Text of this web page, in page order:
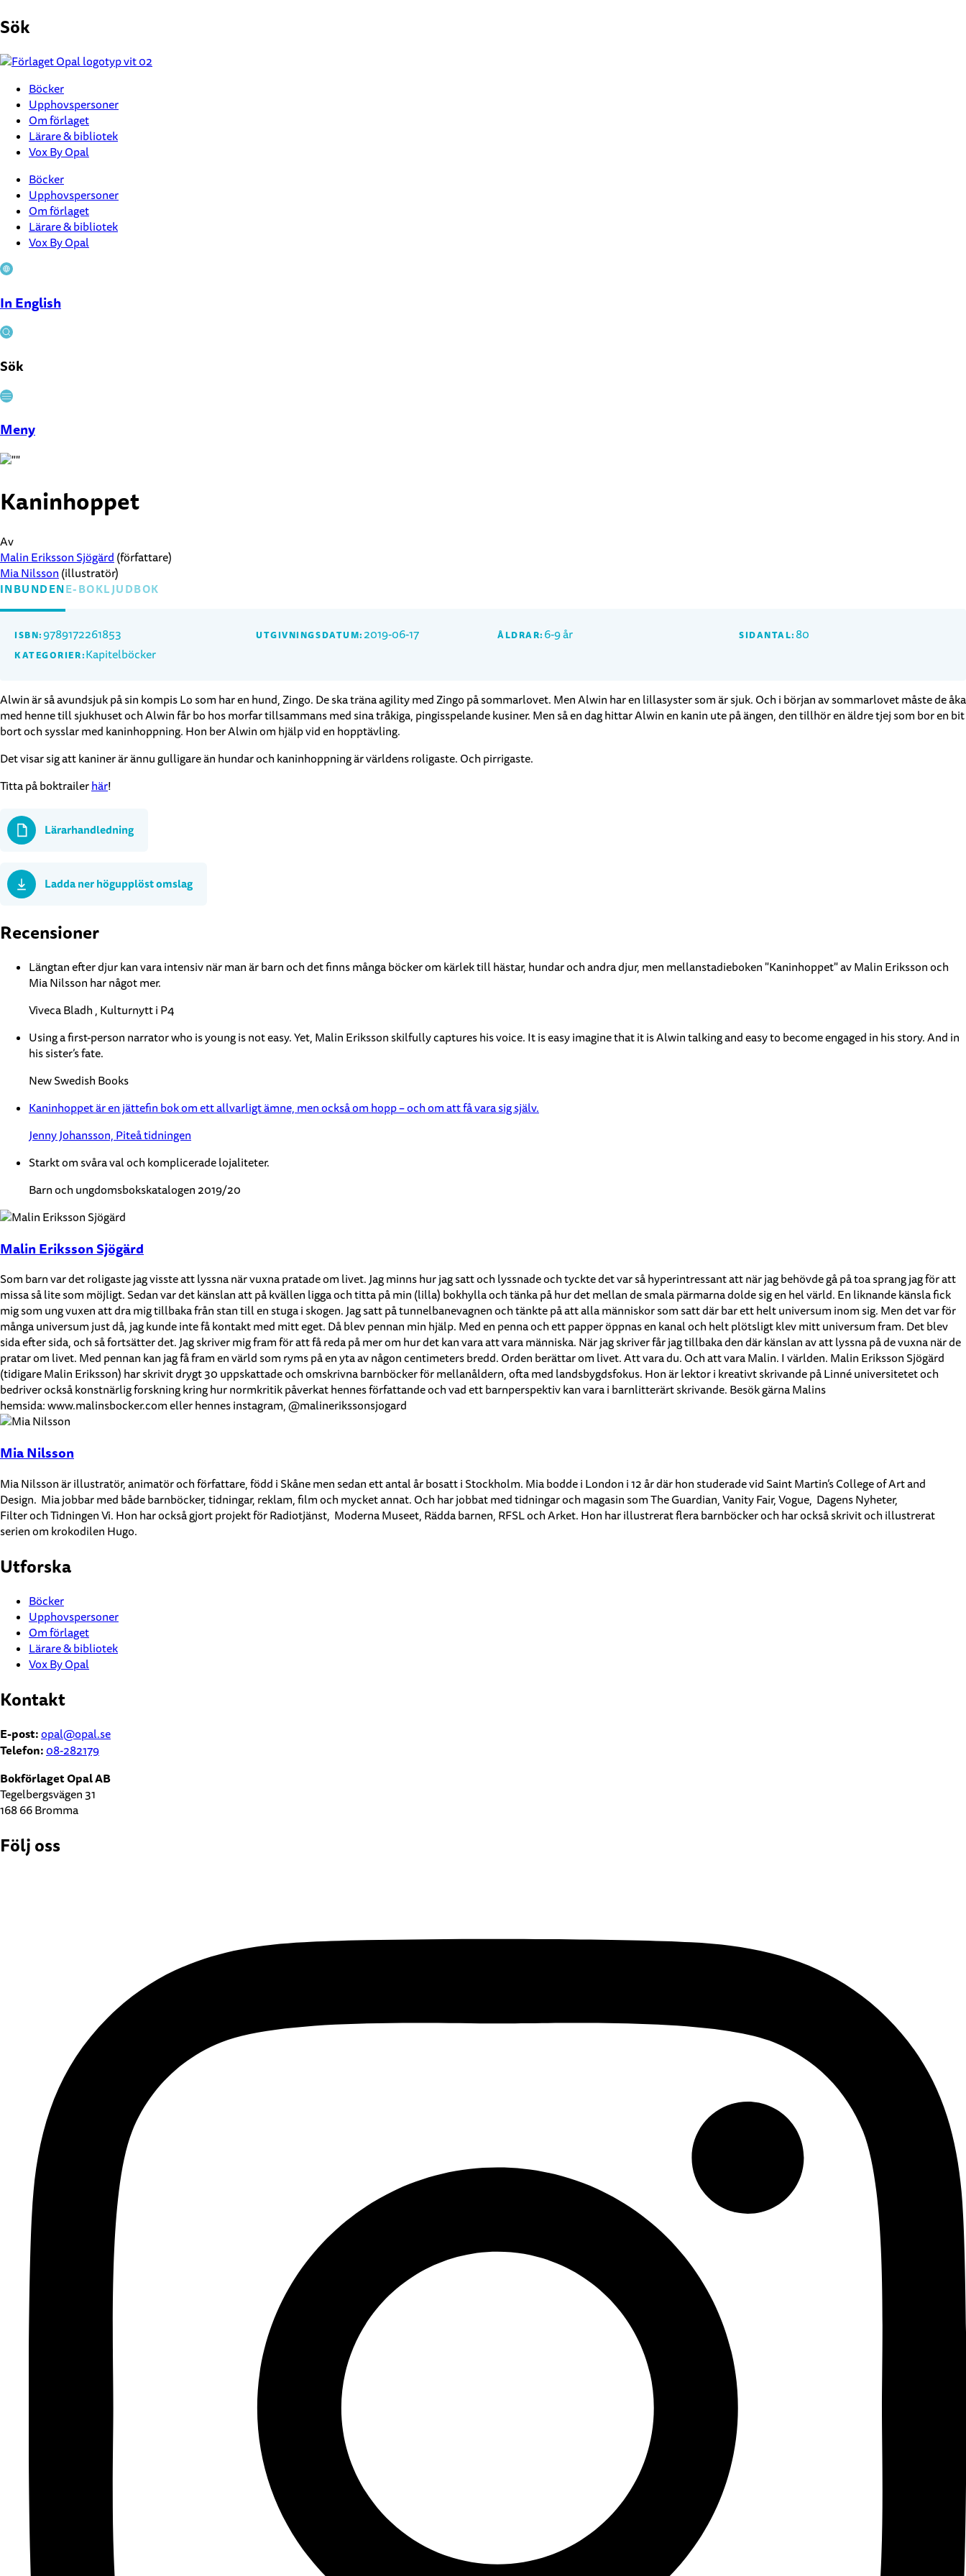
till
Sök
Böcker
Upphovspersoner
Om förlaget
Lärare & bibliotek
Vox By Opal
Böcker
Upphovspersoner
Om förlaget
Lärare & bibliotek
Vox By Opal
In English
Sök
Stäng
Meny
Kaninhoppet
Av
Malin Eriksson Sjögärd (författare)
Mia Nilsson (illustratör)
INBUNDENE-BOKLJUDBOK
ISBN:9789172261853 UTGIVNINGSDATUM: 2019-06-17 ÅLDRAR: 6-9 år SIDANTAL: 80
KATEGORIER:Kapitelböcker
Alwin är så avundsjuk på sin kompis Lo som har en hund, Zingo. De ska träna agility med Zingo på sommarlovet. Men Alwin har en lillasyster som är sjuk. Och i början av sommarlovet måste de åka
med henne till sjukhuset och Alwin får bo hos morfar tillsammans med sina tråkiga, pingisspelande kusiner. Men så en dag hittar Alwin en kanin ute på ängen, den tillhör en äldre tjej som bor en bit
bort och sysslar med kaninhoppning. Hon ber Alwin om hjälp vid en hopptävling.
Det visar sig att kaniner är ännu gulligare än hundar och kaninhoppning är världens roligaste. Och pirrigaste.
Titta på boktrailerhär!
Lärarhandledning
Ladda ner högupplöst omslag
Recensioner
Längtan efter djur kan vara intensiv när man är barn och det finns många böcker om kärlek till hästar, hundar och andra djur, men mellanstadieboken "Kaninhoppet" av Malin Eriksson och
Mia Nilsson har något mer.
Viveca Bladh , Kulturnytt i P4
Using a first-person narrator who is young is not easy. Yet, Malin Eriksson skilfully captures his voice. It is easy imagine that it is Alwin talking and easy to become engaged in his story. And in
his sister’s fate.
New Swedish Books
Kaninhoppet är en jättefin bok om ett allvarligt ämne, men också om hopp – och om att få vara sig själv.
Jenny Johansson, Piteå tidningen
Starkt om svåra val och komplicerade lojaliteter.
Barn och ungdomsbokskatalogen 2019/20
Malin Eriksson Sjögärd
Som barn var det roligaste jag visste att lyssna när vuxna pratade om livet. Jag minns hur jag satt och lyssnade och tyckte det var så hyperintressant att när jag behövde gå på toa sprang jag för att
missa så lite som möjligt. Sedan var det känslan att på kvällen ligga och titta på min (lilla) bokhylla och tänka på hur det mellan de smala pärmarna dolde sig en hel värld. En liknande känsla fick
mig som ung vuxen att dra mig tillbaka från stan till en stuga i skogen. Jag satt på tunnelbanevagnen och tänkte på att alla människor som satt där bar ett helt universum inom sig. Men det var för
många universum just då, jag kunde inte få kontakt med mitt eget. Då blev pennan min hjälp. Med en penna och ett papper öppnas en kanal och helt plötsligt klev mitt universum fram. Det blev
sida efter sida, och så fortsätter det. Jag skriver mig fram för att få reda på mer om hur det kan vara att vara människa. När jag skriver får jag tillbaka den där känslan av att lyssna på de vuxna när de
pratar om livet. Med pennan kan jag få fram en värld som ryms på en yta av någon centimeters bredd. Orden berättar om livet. Att vara du. Och att vara Malin. I världen. Malin Eriksson Sjögärd
(tidigare Malin Eriksson) har skrivit drygt 30 uppskattade och omskrivna barnböcker för mellanåldern, ofta med landsbygdsfokus. Hon är lektor i kreativt skrivande på Linné universitetet och
bedriver också konstnärlig forskning kring hur normkritik påverkat hennes författande och vad ett barnperspektiv kan vara i barnlitterärt skrivande. Besök gärna Malins
hemsida: www.malinsbocker.com eller hennes instagram, @malinerikssonsjogard
Mia Nilsson
Mia Nilsson är illustratör, animatör och författare, född i Skåne men sedan ett antal år bosatt i Stockholm. Mia bodde i London i 12 år där hon studerade vid Saint Martin’s College of Art and
Design. Mia jobbar med både barnböcker, tidningar, reklam, film och mycket annat. Och har jobbat med tidningar och magasin som The Guardian, Vanity Fair, Vogue, Dagens Nyheter,
Filter och Tidningen Vi. Hon har också gjort projekt för Radiotjänst, Moderna Museet, Rädda barnen, RFSL och Arket. Hon har illustrerat flera barnböcker och har också skrivit och illustrerat
serien om krokodilen Hugo.
Utforska
Böcker
Upphovspersoner
Om förlaget
Lärare & bibliotek
Vox By Opal
Kontakt
E-post:opal@opal.se
Telefon:08-282179
Bokförlaget Opal AB
Tegelbergsvägen 31
168 66 Bromma
Följ oss